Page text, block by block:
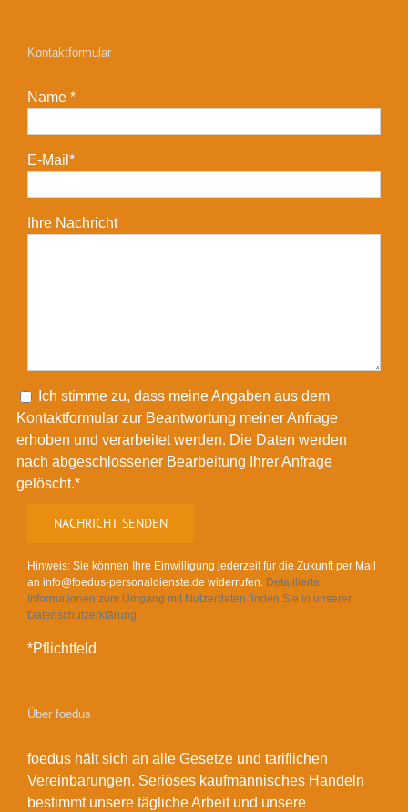
Kontaktformular
Name *
E-Mail*
Ihre Nachricht
Ich stimme zu, dass meine Angaben aus dem
Kontaktformular zur Beantwortung meiner Anfrage
erhoben und verarbeitet werden. Die Daten werden
nach abgeschlossener Bearbeitung Ihrer Anfrage
gelöscht.*
Hinweis: Sie können Ihre Einwilligung jederzeit für die Zukunft per Mail
an info@foedus-personaldienste.de widerrufen. Detaillierte
Informationen zum Umgang mit Nutzerdaten finden Sie in unserer
Datenschutzerklärung.
*Pflichtfeld
Über foedus
foedus hält sich an alle Gesetze und tariflichen
Vereinbarungen. Seriöses kaufmännisches Handeln
bestimmt unsere tägliche Arbeit und unsere